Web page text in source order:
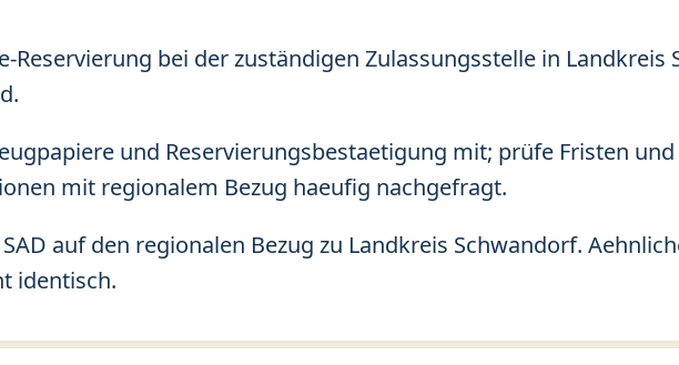
Reservierung bei der zuständigen Zulassungsstelle in Landkreis
und Reservierungsbestaetigung mit; prüfe Fristen
mit regionalem Bezug haeufig nachgefragt.
auf den regionalen Bezug zu Landkreis Schwandorf.
identisch.